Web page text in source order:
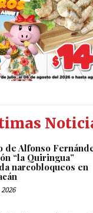
de Alfonso
“la Quiringua”
narcobloqueos en